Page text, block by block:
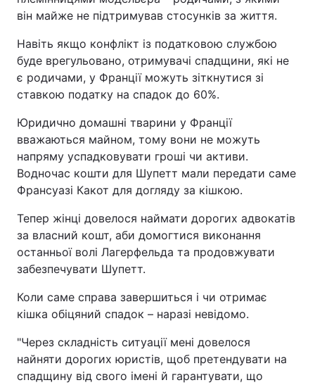
він майже не підтримував стосунків за життя.
Навіть якщо конфлікт із податковою службою
буде врегульовано, отримувачі спадщини, які не
є родичами, у Франції можуть зіткнутися зі
ставкою податку на спадок до 60%.
Юридично домашні тварини у Франції
вважаються майном, тому вони не можуть
напряму успадковувати гроші чи активи.
Водночас кошти для Шупетт мали передати саме
Франсуазі Какот для догляду за кішкою.
Тепер жінці довелося наймати дорогих адвокатів
за власний кошт, аби домогтися виконання
останньої волі Лагерфельда та продовжувати
забезпечувати Шупетт.
Коли саме справа завершиться і чи отримає
кішка обіцяний спадок – наразі невідомо.
"Через складність ситуації мені довелося
найняти дорогих юристів, щоб претендувати на
спадщину від свого імені й гарантувати, що